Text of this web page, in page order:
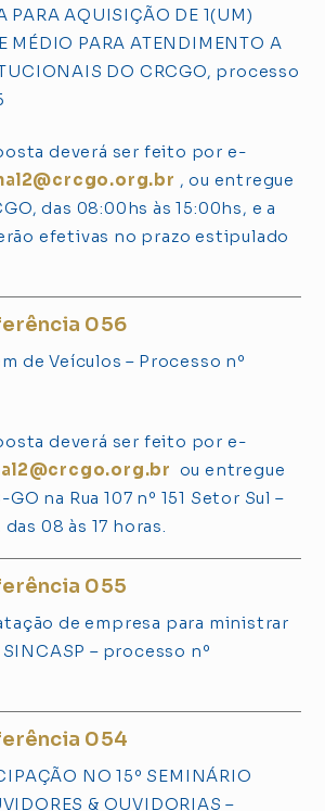
PARA AQUISIÇÃO DE 1(UM)
MÉDIO PARA ATENDIMENTO A
DO CRCGO, processo
deverá ser feito por e-
, ou entregue
das 08:00hs às 15:00hs, e a
efetivas no prazo estipulado
056
de Veículos – Processo nº
deverá ser feito por e-
ou entregue
na Rua 107 nº 151 Setor Sul –
08 às 17 horas.
055
de empresa para ministrar
– processo nº
054
NO 15º SEMINÁRIO
& OUVIDORIAS –